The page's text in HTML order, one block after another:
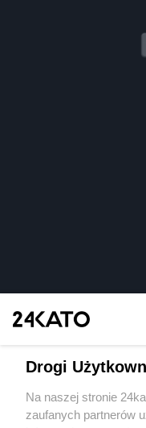
Wydawca mediów
Drogi
Na naszej stronie
zaufanych partnerów